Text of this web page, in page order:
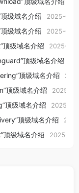
顶级域名介绍 2025-09-
顶级域名介绍 2025-09-
顶级域名介绍 2025-09-
顶级域名介绍
顶级域名介绍
顶级域名介绍 2025-
顶级域名介绍 2025-
顶级域名介绍
顶级域名介绍 2025-